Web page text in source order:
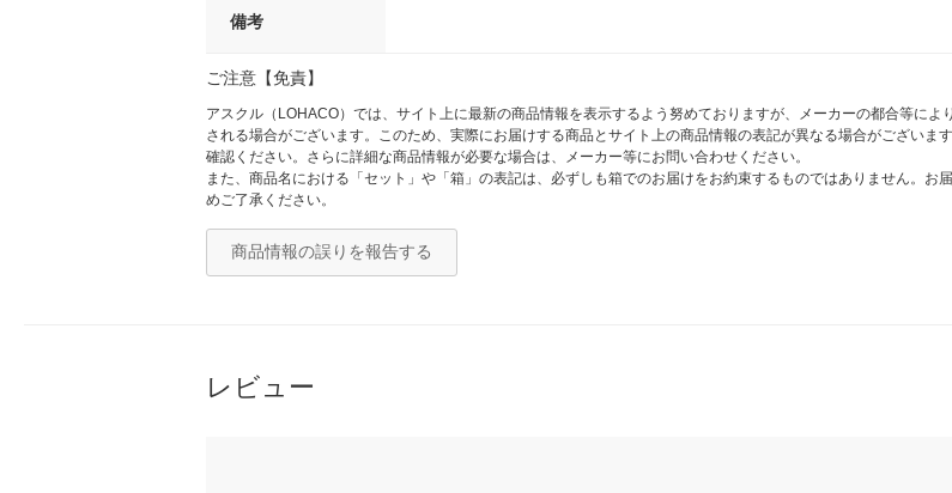
備考
ご注意【免責】
アスクル（LOHACO）では、サイト上に最新の商品情報を表示するよう努めておりますが、メーカーの都合等に
される場合がございます。このため、実際にお届けする商品とサイト上の商品情報の表記が異なる場合がござい
確認ください。さらに詳細な商品情報が必要な場合は、メーカー等にお問い合わせください。
また、商品名における「セット」や「箱」の表記は、必ずしも箱でのお届けをお約束するものではありません。お
めご了承ください。
商品情報の誤りを報告する
レビュー